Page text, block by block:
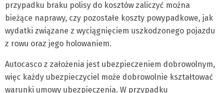
przypadku braku polisy do kosztów zaliczyć można
bieżące naprawy, czy pozostałe koszty powypadkowe, jak
wydatki związane z wyciągnięciem uszkodzonego pojazdu
z rowu oraz jego holowaniem.
Autocasco z założenia jest ubezpieczeniem dobrowolnym,
więc każdy ubezpieczyciel może dobrowolnie kształtować
warunki umowy ubezpieczenia. W przypadku